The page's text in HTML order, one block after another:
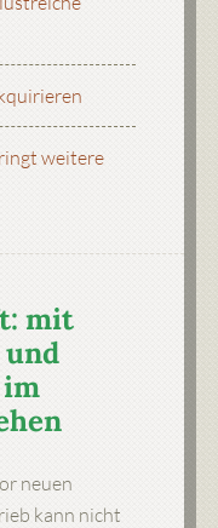
weitere
mit
neuen
kann nicht